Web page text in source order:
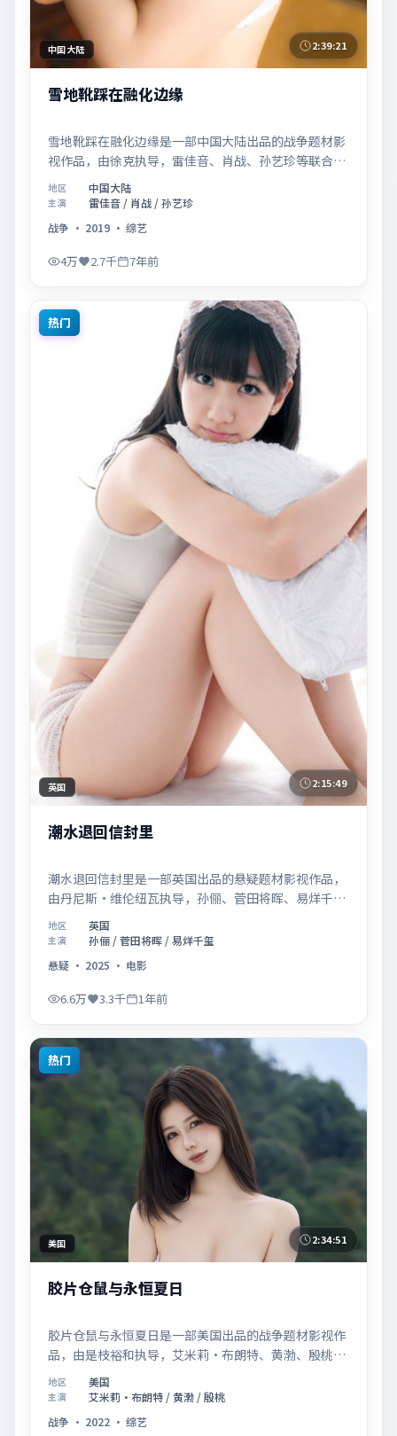
中国大陆 2:39:21
雪地靴踩在融化边缘
雪地靴踩在融化边缘是一部中国大陆出品的战争题材影
视作品，由徐克执导，雷佳音、肖战、孙艺珍等联合主
演，于2019年07月26日在院线首映。影片围绕「记忆
拼图里的真相碎片」展开叙事，镜头语言克制而富有张
力，节奏起伏得当，人物弧光完整；配乐与场面调度强
化了类型片的观感体验，亦留有可供解读的细节空间，
适合关注现实主义叙事与人物关系的观众观看与收藏。
地区 中国大陆
主演
雷佳音 / 肖战 / 孙艺珍
战争 · 2019 · 综艺
4万 2.7千 7年前
热门
英国 2:15:49
潮水退回信封里
潮水退回信封里是一部英国出品的悬疑题材影视作品，
由丹尼斯·维伦纽瓦执导，孙俪、菅田将晖、易烊千玺
等联合主演，于2025年07月02日在院线首映。影片围
绕「记忆拼图里的真相碎片」展开叙事，镜头语言克制
而富有张力，节奏起伏得当，人物弧光完整；配乐与场
面调度强化了类型片的观感体验，亦留有可供解读的细
节空间，适合关注现实主义叙事与人物关系的观众观看
地区 英国
主演
孙俪 / 菅田将晖 / 易烊千玺
悬疑 · 2025 · 电影
6.6万 3.3千 1年前
热门
美国 2:34:51
胶片仓鼠与永恒夏日
胶片仓鼠与永恒夏日是一部美国出品的战争题材影视作
品，由是枝裕和执导，艾米莉·布朗特、黄渤、殷桃等
联合主演，于2022年10月17日在院线首映。影片围绕
「记忆拼图里的真相碎片」展开叙事，镜头语言克制而
富有张力，节奏起伏得当，人物弧光完整；配乐与场面
地区 美国
主演
艾米莉·布朗特 / 黄渤 / 殷桃
战争 · 2022 · 综艺